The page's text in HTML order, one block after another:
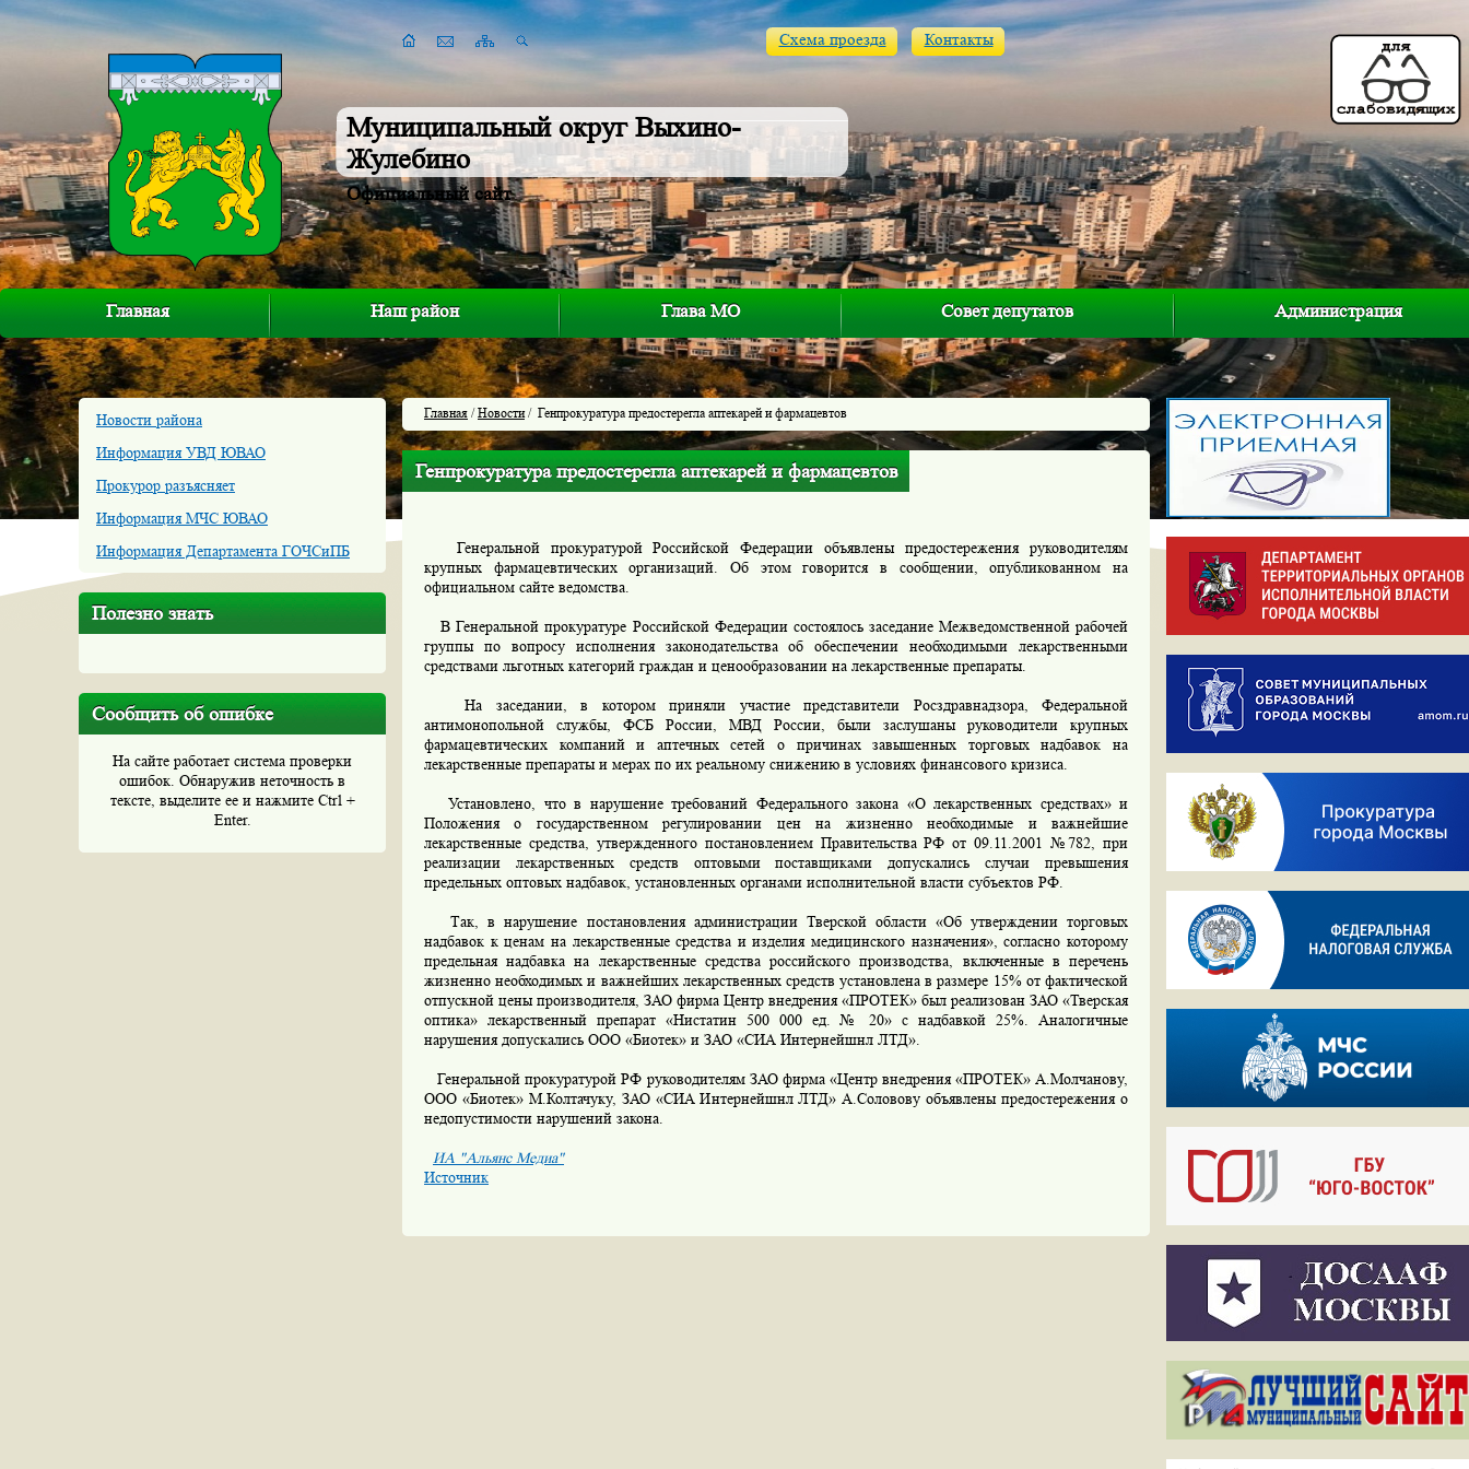
Муниципальный округ Выхино-
Жулебино
Официальный сайт
Схема проезда Контакты
Главная Наш район Глава МО Совет депутатов Администрация
Новости района
Информация УВД ЮВАО
Прокурор разъясняет
Информация МЧС ЮВАО
Информация Департамента ГОЧСиПБ
Полезно знать
Сообщить об ошибке
На сайте работает система проверки
ошибок. Обнаружив неточность в
тексте, выделите ее и нажмите Ctrl +
Enter.
Главная /Новости/ Генпрокуратура предостерегла аптекарей и фармацевтов
Генпрокуратура предостерегла аптекарей и фармацевтов
Генеральной прокуратурой Российской Федерации объявлены предостережения руководителям
крупных фармацевтических организаций. Об этом говорится в сообщении, опубликованном на
официальном сайте ведомства.
В Генеральной прокуратуре Российской Федерации состоялось заседание Межведомственной рабочей
группы по вопросу исполнения законодательства об обеспечении необходимыми лекарственными
средствами льготных категорий граждан и ценообразовании на лекарственные препараты.
На заседании, в котором приняли участие представители Росздравнадзора, Федеральной
антимонопольной службы, ФСБ России, МВД России, были заслушаны руководители крупных
фармацевтических компаний и аптечных сетей о причинах завышенных торговых надбавок на
лекарственные препараты и мерах по их реальному снижению в условиях финансового кризиса.
Установлено, что в нарушение требований Федерального закона «О лекарственных средствах» и
Положения о государственном регулировании цен на жизненно необходимые и важнейшие
лекарственные средства, утвержденного постановлением Правительства РФ от 09.11.2001 №782, при
реализации лекарственных средств оптовыми поставщиками допускались случаи превышения
предельных оптовых надбавок, установленных органами исполнительной власти субъектов РФ.
Так, в нарушение постановления администрации Тверской области «Об утверждении торговых
надбавок к ценам на лекарственные средства и изделия медицинского назначения», согласно которому
предельная надбавка на лекарственные средства российского производства, включенные в перечень
жизненно необходимых и важнейших лекарственных средств установлена в размере 15% от фактической
отпускной цены производителя, ЗАО фирма Центр внедрения «ПРОТЕК» был реализован ЗАО «Тверская
оптика» лекарственный препарат «Нистатин 500 000 ед. № 20» с надбавкой 25%. Аналогичные
нарушения допускались ООО «Биотек» и ЗАО «СИА Интернейшнл ЛТД».
Генеральной прокуратурой РФ руководителям ЗАО фирма «Центр внедрения «ПРОТЕК» А.Молчанову,
ООО «Биотек» М.Колтачуку, ЗАО «СИА Интернейшнл ЛТД» А.Соловову объявлены предостережения о
недопустимости нарушений закона.
ИА "Альянс Медиа"
Источник